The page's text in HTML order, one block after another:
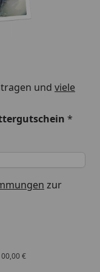
und viele
*
zur
€